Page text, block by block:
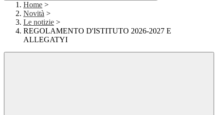
Home >
Novità >
Le notizie >
REGOLAMENTO D'ISTITUTO 2026-2027 E
ALLEGATYI